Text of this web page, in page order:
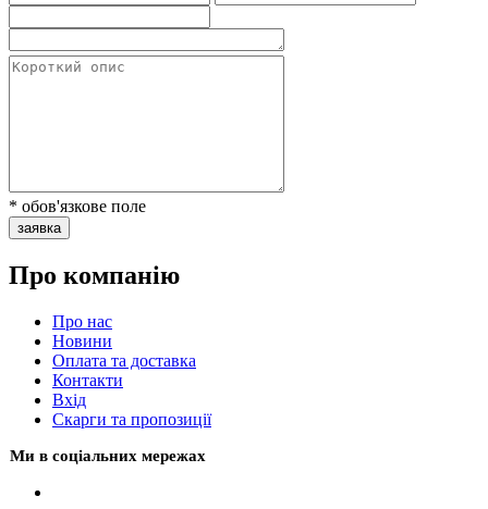
* обов'язкове поле
заявка
Про компанію
Про нас
Новини
Оплата та доставка
Контакти
Вхiд
Скарги та пропозиції
Ми в соціальних мережах